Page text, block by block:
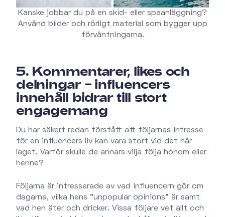
Kanske jobbar du på en skid- eller spaanläggning?
Använd bilder och rörligt material som bygger upp
förväntningarna.
5. Kommentarer, likes och
delningar – influencers
innehåll bidrar till stort
engagemang
Du har säkert redan förstått att följarnas intresse
för en influencers liv kan vara stort vid det här
laget. Varför skulle de annars vilja följa honom eller
henne?
Följarna är intresserade av vad influencern gör om
dagarna, vilka hens "unpopular opinions" är samt
vad hen äter och dricker. Vissa följare vet allt och